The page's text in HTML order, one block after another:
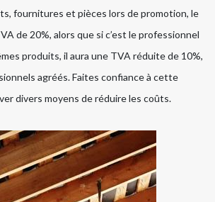
fournitures et pièces lors de promotion, le
de 20%, alors que si c’est le professionnel
produits, il aura une TVA réduite de 10%,
agréés. Faites confiance à cette
divers moyens de réduire les coûts.